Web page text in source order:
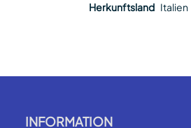
Herkunftsland Italien
INFORMATION